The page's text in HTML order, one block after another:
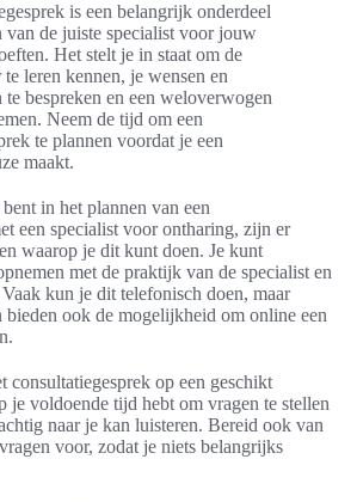
is een belangrijk onderdeel
van de juiste specialist voor jouw
Het stelt je in staat om de
te leren kennen, je wensen en
bespreken en een weloverwogen
Neem de tijd om een
te plannen voordat je een
maakt.
in het plannen van een
een specialist voor ontharing, zijn er
waarop je dit kunt doen. Je kunt
met de praktijk van de specialist en
kun je dit telefonisch doen, maar
bieden ook de mogelijkheid om online een
consultatiegesprek op een geschikt
je voldoende tijd hebt om vragen te stellen
naar je kan luisteren. Bereid ook van
voor, zodat je niets belangrijks